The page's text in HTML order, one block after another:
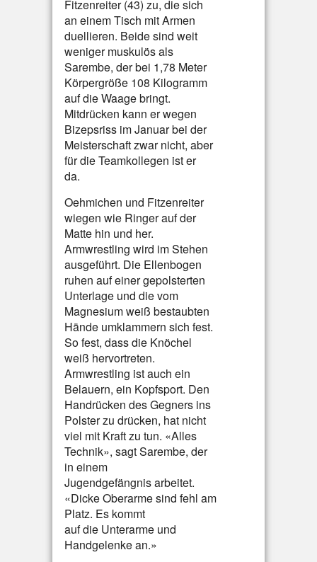
Fitzenreiter (43) zu, die sich
an einem Tisch mit Armen
duellieren. Beide sind weit
weniger muskulös als
Sarembe, der bei 1,78 Meter
Körpergröße 108 Kilogramm
auf die Waage bringt.
Mitdrücken kann er wegen
Bizepsriss im Januar bei der
Meisterschaft zwar nicht, aber
für die Teamkollegen ist er
da.
Oehmichen und Fitzenreiter
wiegen wie Ringer auf der
Matte hin und her.
Armwrestling wird im Stehen
ausgeführt. Die Ellenbogen
ruhen auf einer gepolsterten
Unterlage und die vom
Magnesium weiß bestaubten
Hände umklammern sich fest.
So fest, dass die Knöchel
weiß hervortreten.
Armwrestling ist auch ein
Belauern, ein Kopfsport. Den
Handrücken des Gegners ins
Polster zu drücken, hat nicht
viel mit Kraft zu tun. «Alles
Technik», sagt Sarembe, der
in einem
Jugendgefängnis arbeitet.
«Dicke Oberarme sind fehl am
Platz. Es kommt
auf die Unterarme und
Handgelenke an.»